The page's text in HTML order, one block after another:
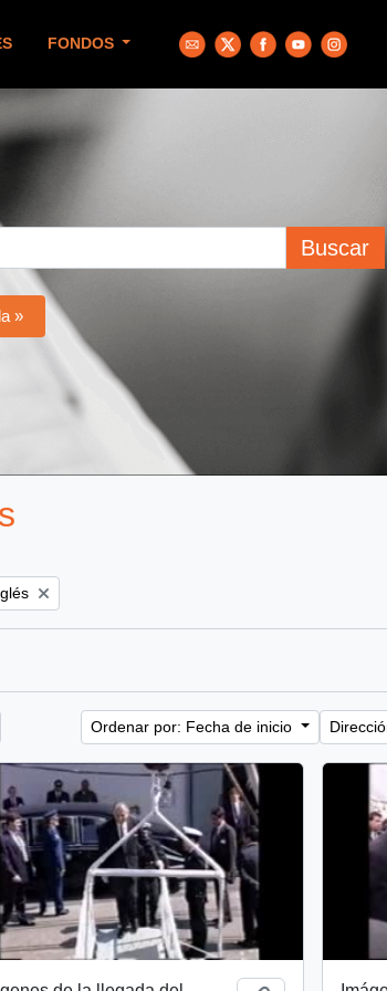
FONDOS
Buscar
»
filter:
Ordenar por: Fecha de inicio